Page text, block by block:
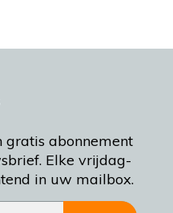
gratis abonnement
Elke vrijdag-
in uw mailbox.